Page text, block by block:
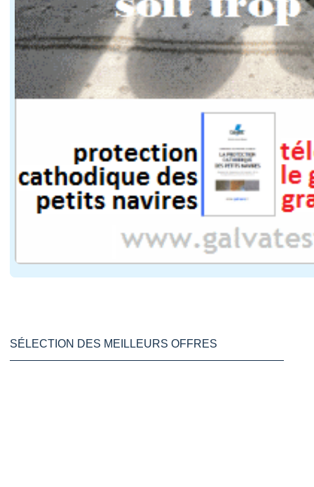
Avec ce décret entré en vigueur le 5 juin 2026, les
SÉLECTION DES MEILLEURS OFFRES